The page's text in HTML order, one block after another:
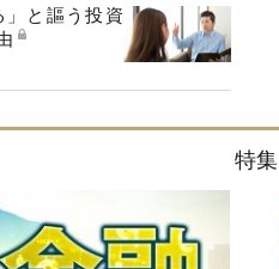
」と謳う投資
特集